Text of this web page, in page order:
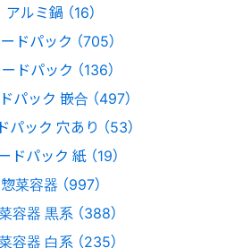
アルミ鍋 （16）
ドパック （705）
ドパック （136）
パック 嵌合 （497）
パック 穴あり （53）
ドパック 紙 （19）
惣菜容器 （997）
容器 黒系 （388）
容器 白系 （235）